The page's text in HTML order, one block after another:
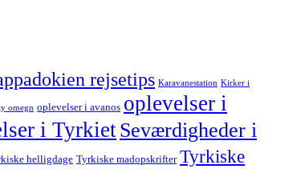
rejsetips Karavanestation Kirker i
omegn oplevelser i avanos oplevelser i
i TyrkietSeværdigheder i
helligdage Tyrkiske madopskrifter Tyrkiske